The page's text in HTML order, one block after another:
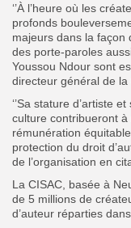
‘’À l’heure où les
profonds
majeurs dans la façon
des porte-paroles
Youssou Ndour sont
directeur général de la
‘’Sa stature d’artiste
culture contribueront
rémunération
protection du droit
de l’organisation en
La CISAC, basée à
de 5 millions de
d’auteur réparties